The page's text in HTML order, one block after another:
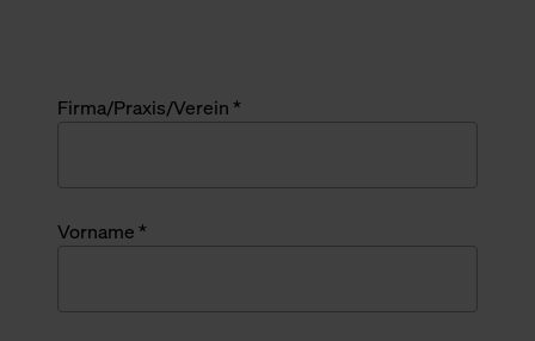
Firma/Praxis/Verein *
Vorname *